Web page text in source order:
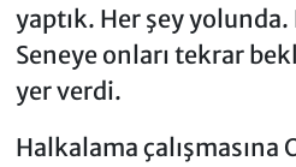
yaptık. Her şey yolunda.
Seneye onları tekrar
yer verdi.
Halkalama çalışmasına